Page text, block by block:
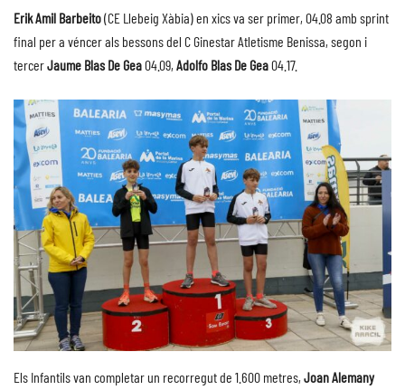
Erik Amil Barbeito(CE Llebeig Xàbia) en xics va ser primer, 04.08 amb sprint
final per a véncer als bessons del C Ginestar Atletisme Benissa, segon i
tercerJaume Blas De Gea04.09, Adolfo Blas De Gea04.17.
Els Infantils van completar un recorregut de 1.600 metres, Joan Alemany